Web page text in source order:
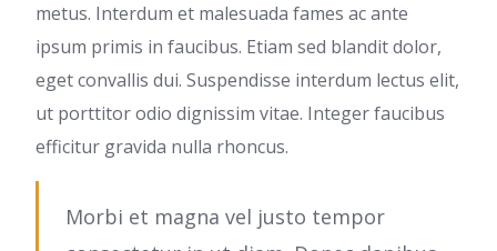
metus. Interdum et malesuada fames ac ante
ipsum primis in faucibus. Etiam sed blandit dolor,
eget convallis dui. Suspendisse interdum lectus elit,
ut porttitor odio dignissim vitae. Integer faucibus
efficitur gravida nulla rhoncus.
Morbi et magna vel justo tempor